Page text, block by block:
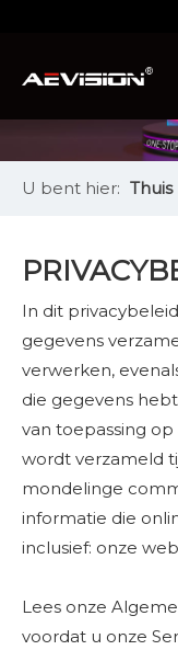
U bent hier: Thuis
In dit
gegevens
verwerken,
die gegevens
van toepassing
wordt verzameld
mondelinge
informatie die
inclusief: onze
Lees onze
voordat u onze